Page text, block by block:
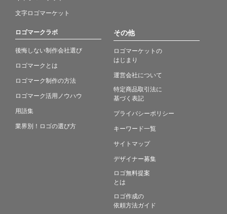
文字ロゴマーケット
ロゴマークラボ
後悔しない制作会社選び
ロゴマークとは
ロゴマーク制作の方法
ロゴマーク活用ノウハウ
用語集
業界別！ロゴの選び方
その他
ロゴマーケットの
はじまり
運営会社について
特定商品取引法に
基づく表記
プライバシーポリシー
キーワード一覧
サイトマップ
デザイナー募集
ロゴ無料提案
とは
ロゴ作成の
依頼方法ガイド